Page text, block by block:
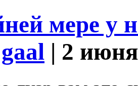
мере у
gaal | 2